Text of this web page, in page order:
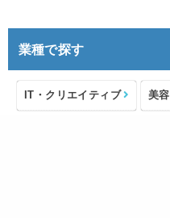
業種で探す
IT・クリエイティブ 美